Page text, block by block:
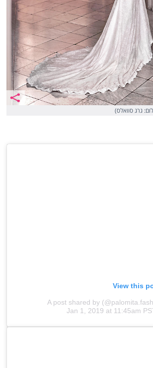
גרג סוואלס)
View this
A post shared by
Jan 1, 2019 at 11:45am